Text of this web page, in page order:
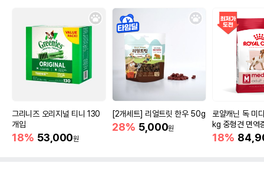
그리니즈 오리지널 티니 130
개입
18% 53,000원
[2개세트] 리얼트릿 한우 50g
28% 5,000원
로얄캐닌 독 미
kg 중형견 면역
18%